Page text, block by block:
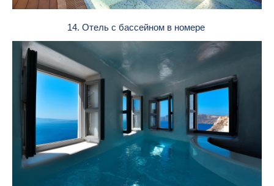
14. Отель с бассейном в номере